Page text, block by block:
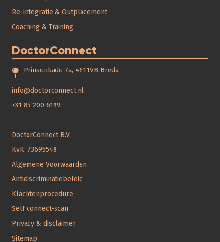
Re-integratie & Outplacement
Coaching & Training
DoctorConnect
Prinsenkade 7a, 4811VB Breda
info@doctorconnect.nl
+31 85 200 6199
DoctorConnect B.V.
KvK: 73695548
Algemene Voorwaarden
Antidiscriminatiebeleid
Klachtenprocedure
Self connect-scan
Privacy & disclaimer
Sitemap